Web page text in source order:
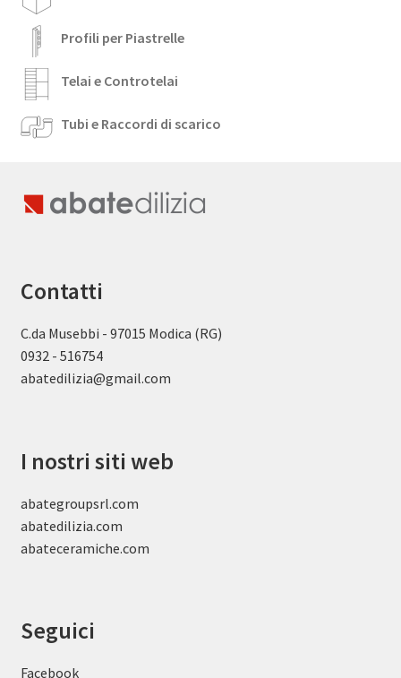
Profili per Piastrelle
Telai e Controtelai
Tubi e Raccordi di scarico
Contatti
C.da Musebbi - 97015 Modica (RG)
0932 - 516754
abatedilizia@gmail.com
I nostri siti web
abategroupsrl.com
abatedilizia.com
abateceramiche.com
Seguici
Facebook